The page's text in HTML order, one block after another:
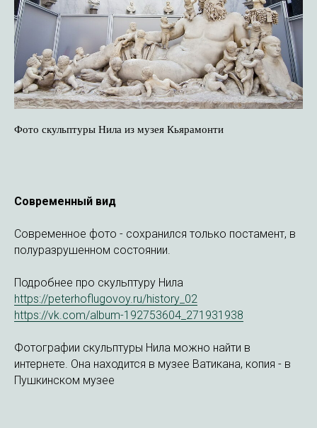
Фото скульптуры Нила из музея Кьярамонти
Современный вид
Современное фото - сохранился только постамент, в
полуразрушенном состоянии.
Подробнее про скульптуру Нила
https://peterhoflugovoy.ru/history_02
https://vk.com/album-192753604_271931938
Фотографии скульптуры Нила можно найти в
интернете. Она находится в музее Ватикана, копия - в
Пушкинском музее